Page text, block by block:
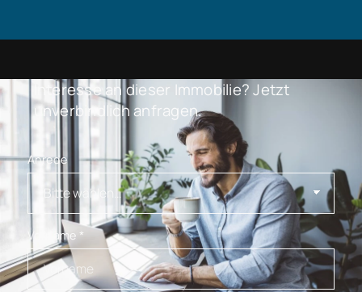
Interesse an dieser Immobilie? Jetzt
unverbindlich anfragen.
Anrede
Vorname *